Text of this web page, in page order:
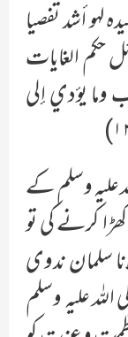
لہو أشد تفصیا
حکم الغایات
وما یوٴدي إلی
وسلم کے
کرنے کی تو
سلمان ندوی
علیہ وسلم